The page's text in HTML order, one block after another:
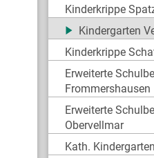
Kinderkrippe
Kindergarten
Kinderkrippe
Erweiterte
Frommershausen
Erweiterte
Obervellmar
Kath.